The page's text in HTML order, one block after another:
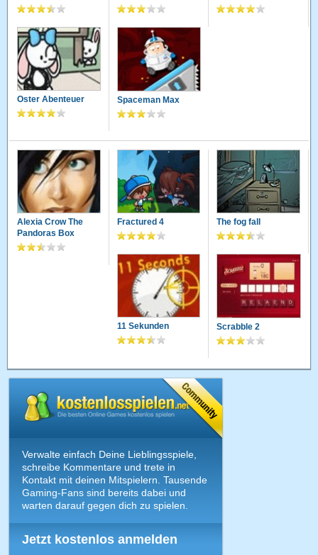
Oster Abenteuer Spaceman Max
Alexia Crow The
Pandoras Box
Fractured 4 The fog fall
11 Sekunden Scrabble 2
Verwalte einfach Deine Lieblingsspiele,
schreibe Kommentare und trete in
Kontakt mit deinen Mitspielern. Tausende
Gaming-Fans sind bereits dabei und
warten darauf gegen dich zu spielen.
Jetzt kostenlos anmelden